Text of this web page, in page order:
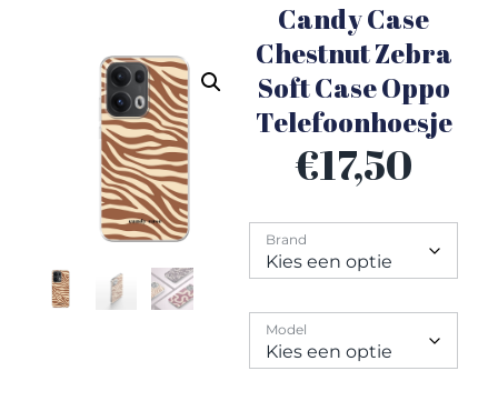
Collecties
Contact
Candy Case
Chestnut Zebra
Soft Case Oppo
Telefoonhoesje
€17,50
Brand
Model